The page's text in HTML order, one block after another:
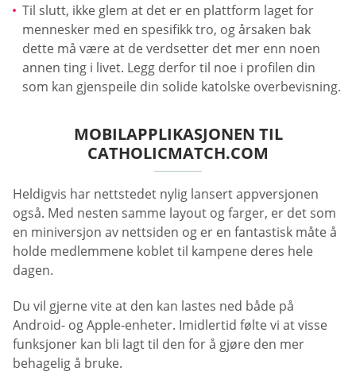
Til slutt, ikke glem at det er en plattform laget for
mennesker med en spesifikk tro, og årsaken bak
dette må være at de verdsetter det mer enn noen
annen ting i livet. Legg derfor til noe i profilen din
som kan gjenspeile din solide katolske overbevisning.
MOBILAPPLIKASJONEN TIL
CATHOLICMATCH.COM
Heldigvis har nettstedet nylig lansert appversjonen
også. Med nesten samme layout og farger, er det som
en miniversjon av nettsiden og er en fantastisk måte å
holde medlemmene koblet til kampene deres hele
dagen.
Du vil gjerne vite at den kan lastes ned både på
Android- og Apple-enheter. Imidlertid følte vi at visse
funksjoner kan bli lagt til den for å gjøre den mer
behagelig å bruke.